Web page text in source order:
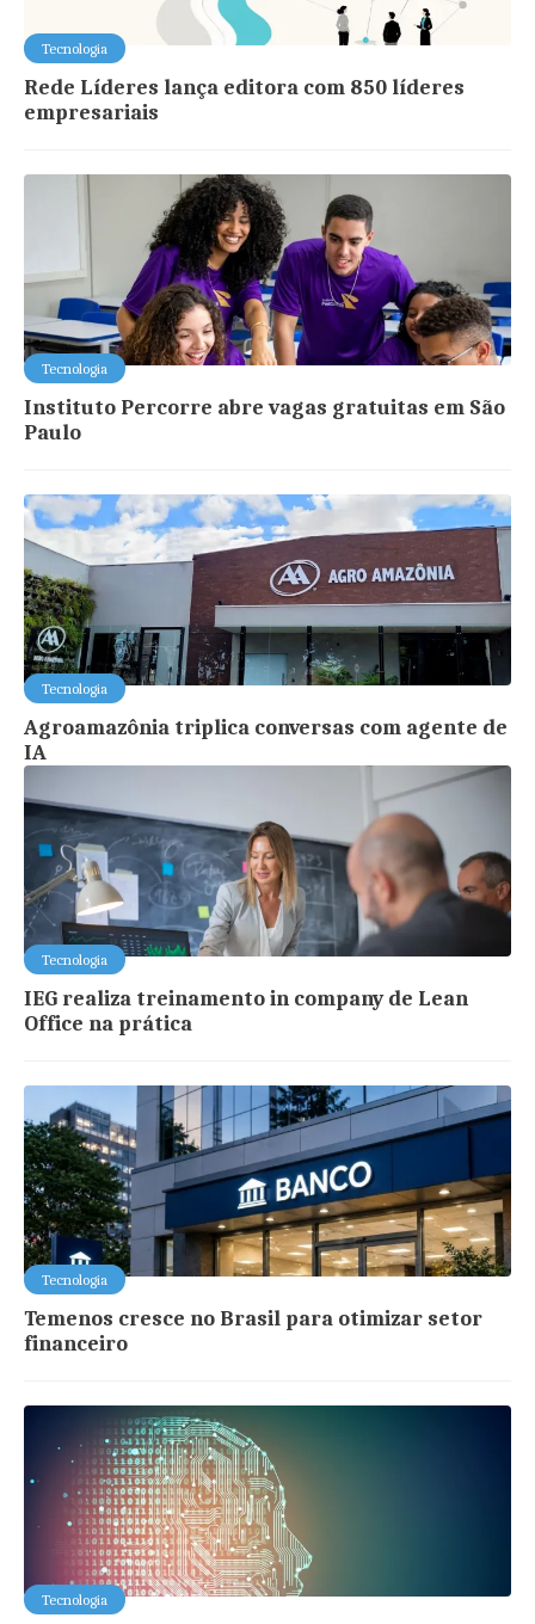
Tecnologia
Rede Líderes lança editora com 850 líderes
empresariais
Tecnologia
Instituto Percorre abre vagas gratuitas em São
Paulo
Tecnologia
Agroamazônia triplica conversas com agente de
IA
Tecnologia
IEG realiza treinamento in company de Lean
Office na prática
Tecnologia
Temenos cresce no Brasil para otimizar setor
financeiro
Tecnologia